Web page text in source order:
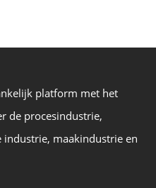
platform met het
de procesindustrie,
maakindustrie en